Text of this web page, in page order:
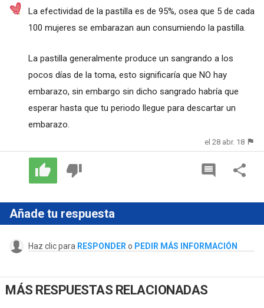
La efectividad de la pastilla es de 95%, osea que 5 de cada
100 mujeres se embarazan aun consumiendo la pastilla.
La pastilla generalmente produce un sangrando a los
pocos días de la toma, esto significaría que NO hay
embarazo, sin embargo sin dicho sangrado habría que
esperar hasta que tu periodo llegue para descartar un
embarazo.
el 28 abr. 18
Añade tu respuesta
Haz clic para RESPONDER o PEDIR MÁS INFORMACIÓN
MÁS RESPUESTAS RELACIONADAS